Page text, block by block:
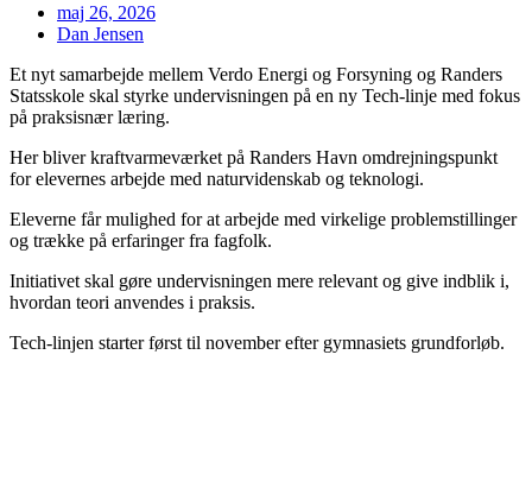
maj 26, 2026
Dan Jensen
Et nyt samarbejde mellem Verdo Energi og Forsyning og Randers
Statsskole skal styrke undervisningen på en ny Tech-linje med fokus
på praksisnær læring.
Her bliver kraftvarmeværket på Randers Havn omdrejningspunkt
for elevernes arbejde med naturvidenskab og teknologi.
Eleverne får mulighed for at arbejde med virkelige problemstillinger
og trække på erfaringer fra fagfolk.
Initiativet skal gøre undervisningen mere relevant og give indblik i,
hvordan teori anvendes i praksis.
Tech-linjen starter først til november efter gymnasiets grundforløb.